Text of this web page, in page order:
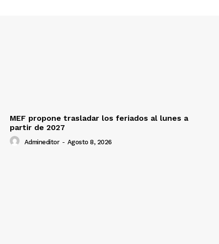
MEF propone trasladar los feriados al lunes a
partir de 2027
Admineditor - Agosto 8, 2026